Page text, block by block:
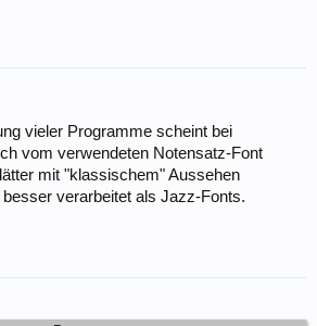
vieler Programme scheint bei
vom verwendeten Notensatz-Font
mit "klassischem" Aussehen
verarbeitet als Jazz-Fonts.